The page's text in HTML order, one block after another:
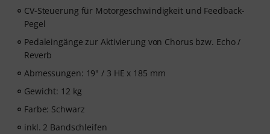
CV-Steuerung für Motorgeschwindigkeit und Feedback-
Pegel
Pedaleingänge zur Aktivierung von Chorus bzw. Echo /
Reverb
Abmessungen: 19" / 3 HE x 185 mm
Gewicht: 12 kg
Farbe: Schwarz
inkl. 2 Bandschleifen